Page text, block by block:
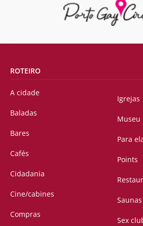
ROTEIRO
A cidade
Baladas
Bares
Cafés
Cidadania
Cine/cabines
Compras
Igrejas
Museu
Para
Points
Saunas
Sex